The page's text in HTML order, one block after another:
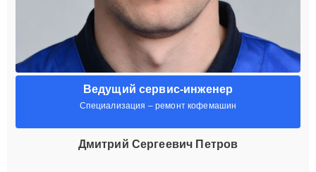
Ведущий сервис-инженер
Специализация – ремонт кофемашин
Дмитрий Сергеевич Петров